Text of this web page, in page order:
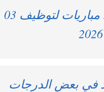
الشركة الملكية لتشجيع الفرس SOREC : مباريات لتوظيف 03
في بعض الدرجات